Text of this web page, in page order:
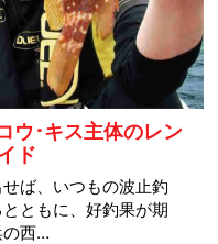
ウ･キス主体のレン
ド
ば、いつもの波止釣
ともに、好釣果が期
の西…